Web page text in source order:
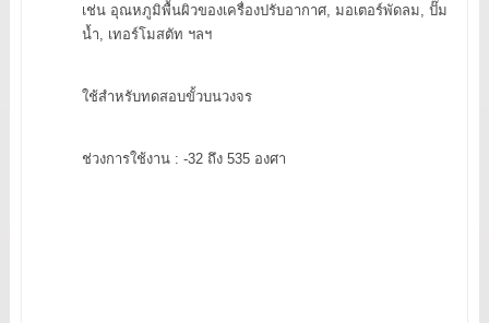
เช่น อุณหภูมิพื้นผิวของเครื่องปรับอากาศ, มอเตอร์พัดลม, ปั๊ม
น้ำ, เทอร์โมสตัท ฯลฯ
ใช้สำหรับทดสอบขั้วบนวงจร
ช่วงการใช้งาน : -32 ถึง 535 องศา